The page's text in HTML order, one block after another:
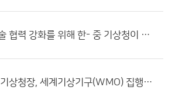
기상기술 협력 강화를 위해 한- 중 기상청이 만나다
김종석 기상청장, 세계기상기구(WMO) 집행이사 당선